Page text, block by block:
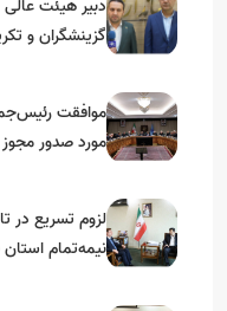
دبیر هیئت
گزینشگران و
موافقت
مورد صدور
لزوم تسریع در
نیمه‌تمام